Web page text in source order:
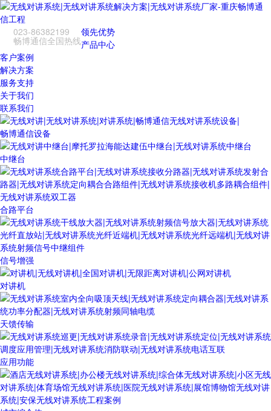
023-86382199
畅博通信全国热线
领先优势
产品中心
客户案例
解决方案
服务支持
关于我们
联系我们
畅博通信设备
中继台
合路平台
信号增强
对讲机
天馈传输
应用功能